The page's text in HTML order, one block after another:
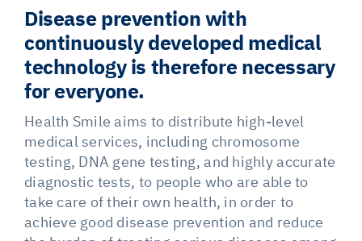
Disease prevention with
continuously developed medical
technology is therefore necessary
for everyone.
Health Smile aims to distribute high-level
medical services, including chromosome
testing, DNA gene testing, and highly accurate
diagnostic tests, to people who are able to
take care of their own health, in order to
achieve good disease prevention and reduce